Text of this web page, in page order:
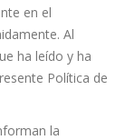
en el
Al
ha leído y ha
Política de
la